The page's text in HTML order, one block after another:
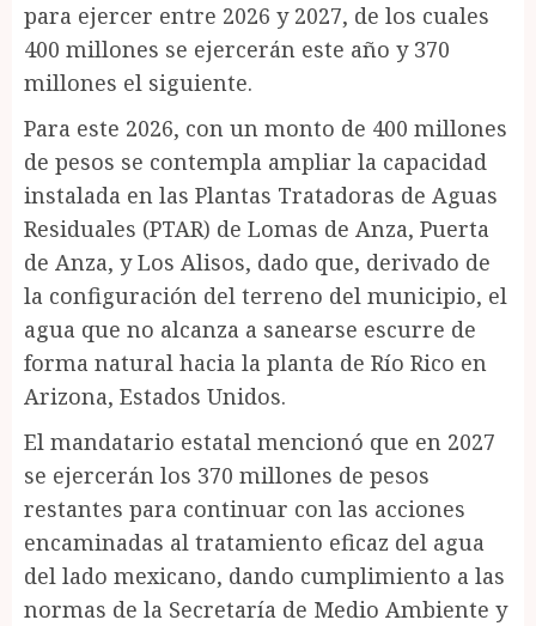
para ejercer entre 2026 y 2027, de los cuales
400 millones se ejercerán este año y 370
millones el siguiente.
Para este 2026, con un monto de 400 millones
de pesos se contempla ampliar la capacidad
instalada en las Plantas Tratadoras de Aguas
Residuales (PTAR) de Lomas de Anza, Puerta
de Anza, y Los Alisos, dado que, derivado de
la configuración del terreno del municipio, el
agua que no alcanza a sanearse escurre de
forma natural hacia la planta de Río Rico en
Arizona, Estados Unidos.
El mandatario estatal mencionó que en 2027
se ejercerán los 370 millones de pesos
restantes para continuar con las acciones
encaminadas al tratamiento eficaz del agua
del lado mexicano, dando cumplimiento a las
normas de la Secretaría de Medio Ambiente y